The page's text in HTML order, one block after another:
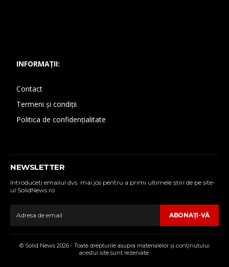
INFORMAȚII:
Contact
Termeni și condiții
Politica de confidențialitate
NEWSLETTER
Introduceţi emailul dvs. mai jos pentru a primi ultimele ştiri de pe site-
ul SolidNews.ro
ABONAŢI-VĂ
© Solid News 2026 - Toate drepturile asupra materialelor şi conţinutului
acestui site sunt rezervate.